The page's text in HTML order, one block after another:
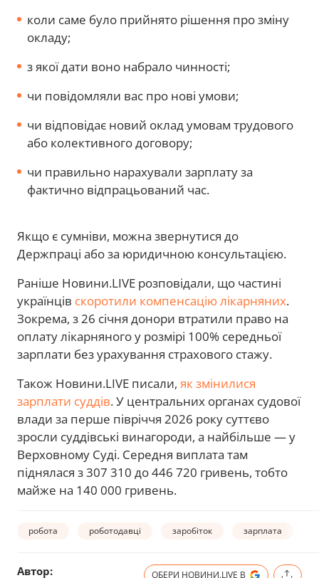
коли саме було прийнято рішення про зміну
окладу;
з якої дати воно набрало чинності;
чи повідомляли вас про нові умови;
чи відповідає новий оклад умовам трудового
або колективного договору;
чи правильно нарахували зарплату за
фактично відпрацьований час.
Якщо є сумніви, можна звернутися до
Держпраці або за юридичною консультацією.
Раніше Новини.LIVE розповідали, що частині
українців скоротили компенсацію лікарняних.
Зокрема, з 26 січня донори втратили право на
оплату лікарняного у розмірі 100% середньої
зарплати без урахування страхового стажу.
Також Новини.LIVE писали, як змінилися
зарплати суддів. У центральних органах судової
влади за перше півріччя 2026 року суттєво
зросли суддівські винагороди, а найбільше — у
Верховному Суді. Середня виплата там
піднялася з 307 310 до 446 720 гривень, тобто
майже на 140 000 гривень.
робота роботодавці заробіток зарплата
Автор: ОБЕРИ НОВИНИ.LIVE В